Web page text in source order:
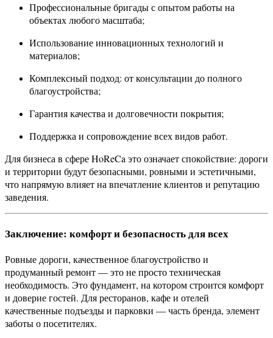
Профессиональные бригады с опытом работы на
объектах любого масштаба;
Использование инновационных технологий и
материалов;
Комплексный подход: от консультации до полного
благоустройства;
Гарантия качества и долговечности покрытия;
Поддержка и сопровождение всех видов работ.
Для бизнеса в сфере HoReCa это означает спокойствие: дороги
и территории будут безопасными, ровными и эстетичными,
что напрямую влияет на впечатление клиентов и репутацию
заведения.
Заключение: комфорт и безопасность для всех
Ровные дороги, качественное благоустройство и
продуманный ремонт — это не просто техническая
необходимость. Это фундамент, на котором строится комфорт
и доверие гостей. Для ресторанов, кафе и отелей
качественные подъезды и парковки — часть бренда, элемент
заботы о посетителях.